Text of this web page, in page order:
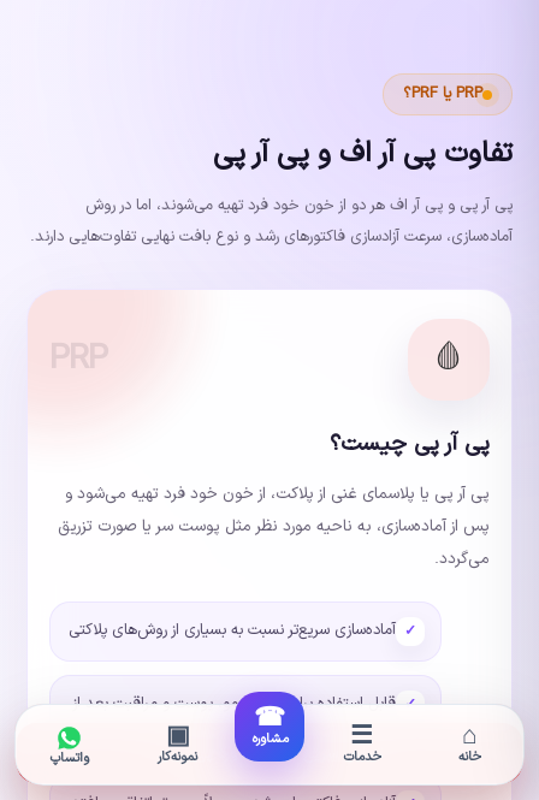
تماس سریع برای مشاوره پی آر پی
PRP یا PRF؟
تفاوت پی آر اف و پی آر پی
پی آر پی و پی آر اف هر دو از خون خود فرد تهیه می‌شوند، اما در روش
آماده‌سازی، سرعت آزادسازی فاکتورهای رشد و نوع بافت نهایی تفاوت‌هایی دارند.
🩸
PRP
پی آر پی چیست؟
پی آر پی یا پلاسمای غنی از پلاکت، از خون خود فرد تهیه می‌شود و
پس از آماده‌سازی، به ناحیه مورد نظر مثل پوست سر یا صورت تزریق
می‌گردد.
آماده‌سازی سریع‌تر نسبت به بسیاری از روش‌های پلاکتی
قابل استفاده برای تقویت مو، پوست و مراقبت بعد از
کاشت مو
⌂
خانه
☰
خدمات
☎
مشاوره ▣
نمونه‌کار واتساپ